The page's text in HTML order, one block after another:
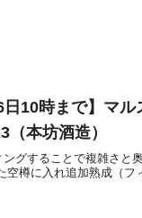
日10時まで】マ
本坊酒造）
ングすることで複雑さと
空樽に入れ追加熟成（フ